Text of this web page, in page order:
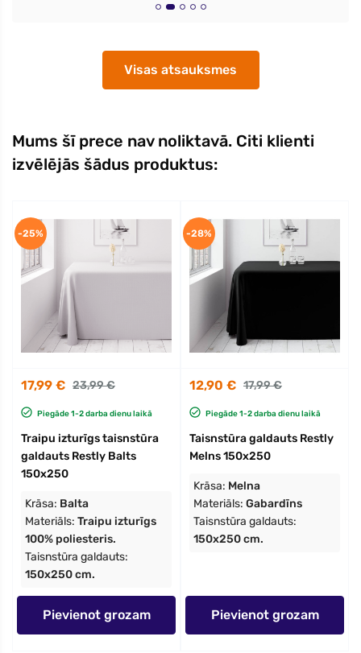
Visas atsauksmes
Mums šī prece nav noliktavā. Citi klienti
izvēlējās šādus produktus:
17,99 € 23,99 €
Piegāde 1-2 darba dienu laikā
Traipu izturīgs taisnstūra
galdauts Restly Balts
150x250
Krāsa: Balta
Materiāls: Traipu izturīgs
100% poliesteris.
Taisnstūra galdauts:
150x250 cm.
Pievienot grozam
-25%
12,90 € 17,99 €
Piegāde 1-2 darba dienu laikā
Taisnstūra galdauts Restly
Melns 150x250
Krāsa: Melna
Materiāls: Gabardīns
Taisnstūra galdauts:
150x250 cm.
Pievienot grozam
-28%